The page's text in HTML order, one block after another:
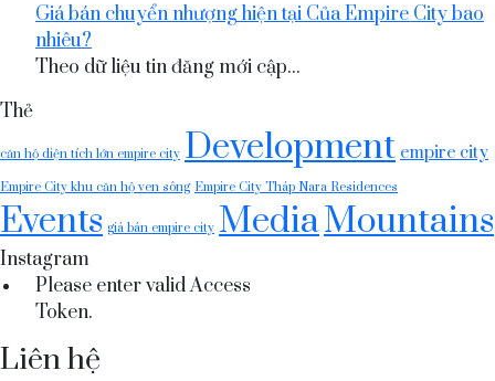
Giá bán chuyển nhượng hiện tại Của Empire City bao
nhiêu?
Theo dữ liệu tin đăng mới cập...
Thẻ
căn hộ diện tích lớn empire city Development empire city
Empire City khu căn hộ ven sông Empire City Tháp Nara Residences
Events giá bán empire city MediaMountains
Instagram
Please enter valid Access
Token.
Liên hệ